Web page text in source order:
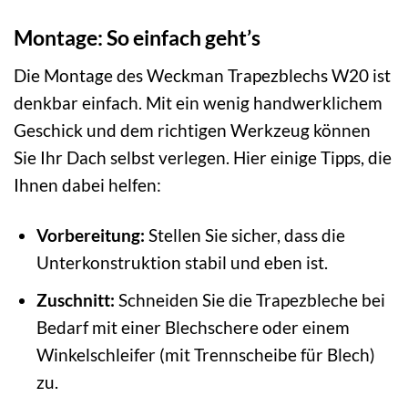
Montage: So einfach geht’s
Die Montage des Weckman Trapezblechs W20 ist
denkbar einfach. Mit ein wenig handwerklichem
Geschick und dem richtigen Werkzeug können
Sie Ihr Dach selbst verlegen. Hier einige Tipps, die
Ihnen dabei helfen:
Vorbereitung: Stellen Sie sicher, dass die
Unterkonstruktion stabil und eben ist.
Zuschnitt: Schneiden Sie die Trapezbleche bei
Bedarf mit einer Blechschere oder einem
Winkelschleifer (mit Trennscheibe für Blech)
zu.